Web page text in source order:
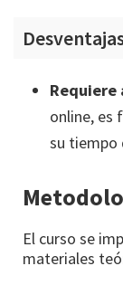
online, es
su tiempo
El curso se
materiales